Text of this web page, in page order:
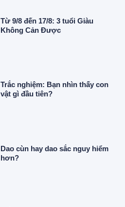
Từ 9/8 đến 17/8: 3 tuổi Giàu
Không Cản Được
Trắc nghiệm: Bạn nhìn thấy con
vật gì đầu tiên?
Dao cùn hay dao sắc nguy hiểm
hơn?